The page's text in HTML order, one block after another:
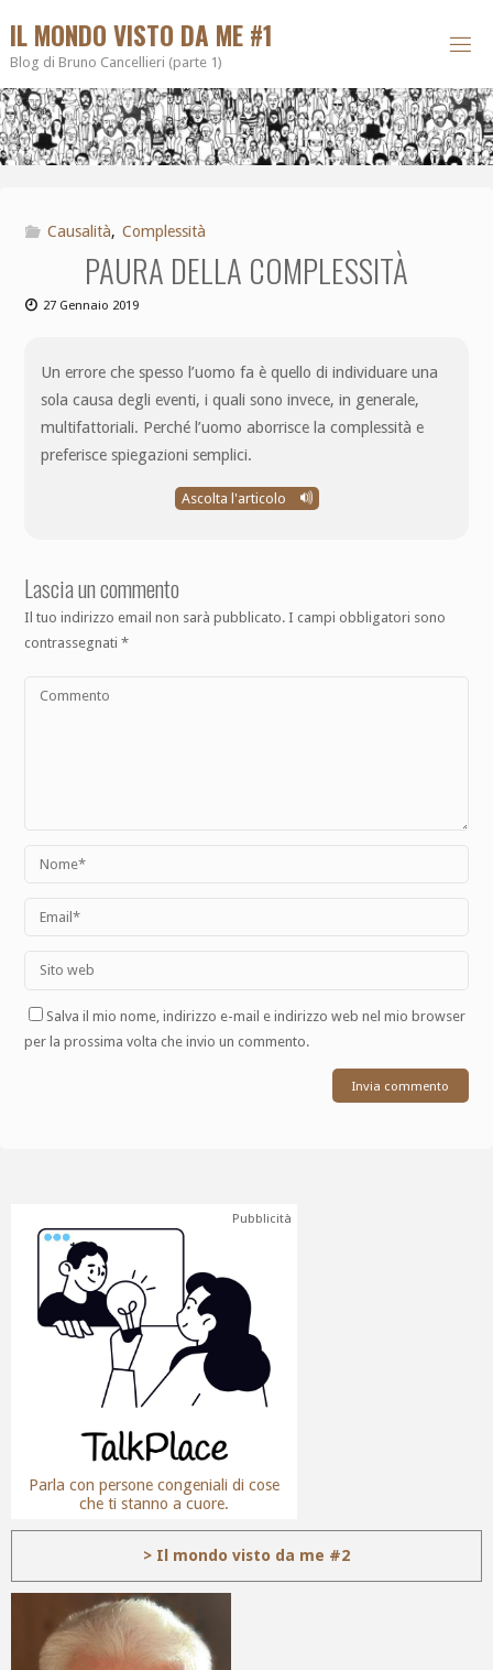
IL MONDO VISTO DA ME #1
Blog di Bruno Cancellieri (parte 1)
Causalità, Complessità
PAURA DELLA COMPLESSITÀ
27 Gennaio 2019
Un errore che spesso l’uomo fa è quello di individuare una
sola causa degli eventi, i quali sono invece, in generale,
multifattoriali. Perché l’uomo aborrisce la complessità e
preferisce spiegazioni semplici.
Ascolta l'articolo
Lascia un commento
Il tuo indirizzo email non sarà pubblicato. I campi obbligatori sono
contrassegnati*
Salva il mio nome, indirizzo e-mail e indirizzo web nel mio browser
per la prossima volta che invio un commento.
Pubblicità
Parla con persone congeniali di cose
che ti stanno a cuore.
> Il mondo visto da me #2